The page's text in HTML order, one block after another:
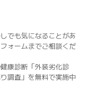
でも気になることがあ
ォームまでご相談くだ
康診断「外装劣化診
調査」を無料で実施中